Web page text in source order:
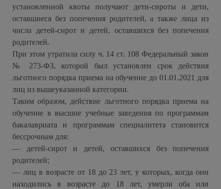
установленной квоты получают дети-сироты и дети,
оставшиеся без попечения родителей, а также лица из
числа детей-сирот и детей, оставшихся без попечения
родителей.
При этом утратила силу ч. 14 ст. 108 Федеральный закон
№ 273-ФЗ, которой был установлен срок действия
льготного порядка приема на обучение до 01.01.2021 для
лиц из вышеуказанной категории.
Таким образом, действие льготного порядка приема на
обучение в высшие учебные заведения по программам
бакалавриата и программам специалитета становится
бессрочным для:
— детей-сирот и детей, оставшихся без попечения
родителей;
— лиц в возрасте от 18 до 23 лет, у которых, когда они
находились в возрасте до 18 лет, умерли оба или